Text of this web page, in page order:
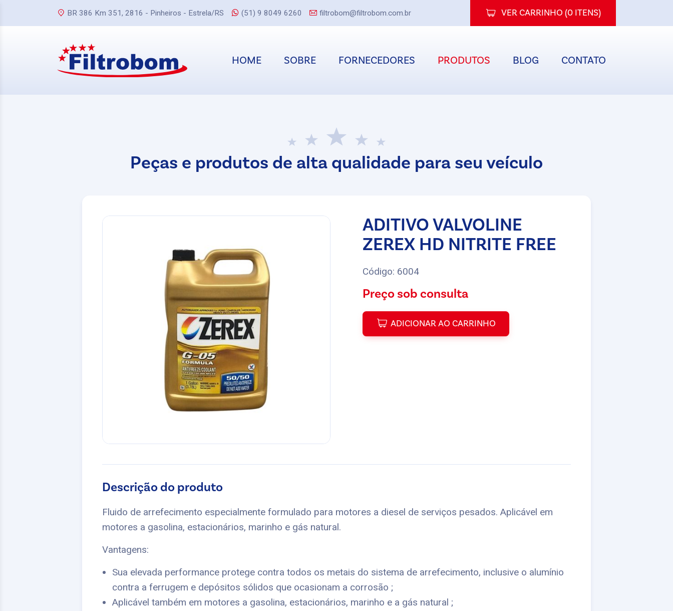
BR 386 Km 351, 2816 - Pinheiros - Estrela/RS (51) 9 8049 6260 filtrobom@filtrobom.com.br VER CARRINHO (0 ITENS)
HOME SOBRE FORNECEDORES PRODUTOS BLOG CONTATO
Peças e produtos de alta qualidade para seu veículo
ADITIVO VALVOLINE
ZEREX HD NITRITE FREE
Código: 6004
Preço sob consulta
ADICIONAR AO CARRINHO
Descrição do produto
Fluido de arrefecimento especialmente formulado para motores a diesel de serviços pesados. Aplicável em
motores a gasolina, estacionários, marinho e gás natural.
Vantagens:
Sua elevada performance protege contra todos os metais do sistema de arrefecimento, inclusive o alumínio
contra a ferrugem e depósitos sólidos que ocasionam a corrosão ;
Aplicável também em motores a gasolina, estacionários, marinho e a gás natural ;